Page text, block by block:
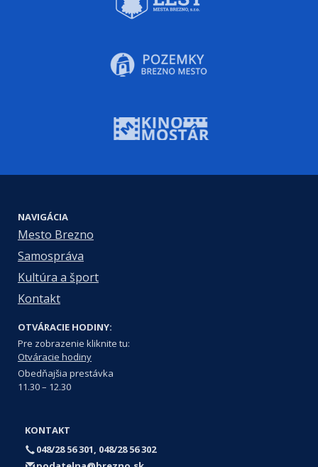
NAVIGÁCIA
Mesto Brezno
Samospráva
Kultúra a šport
Kontakt
OTVÁRACIE HODINY:
Pre zobrazenie kliknite tu:
Otváracie hodiny
Obedňajšia prestávka
11.30 – 12.30
KONTAKT
048/28 56 301, 048/28 56 302